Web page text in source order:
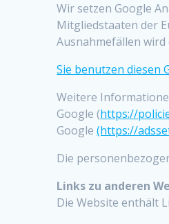
Wir setzen Google
Mitgliedstaaten der
Ausnahmefällen
Sie benutzen diesen
Weitere
Google (https://
Google(https://
Die
Links zu anderen
Die Website enthält